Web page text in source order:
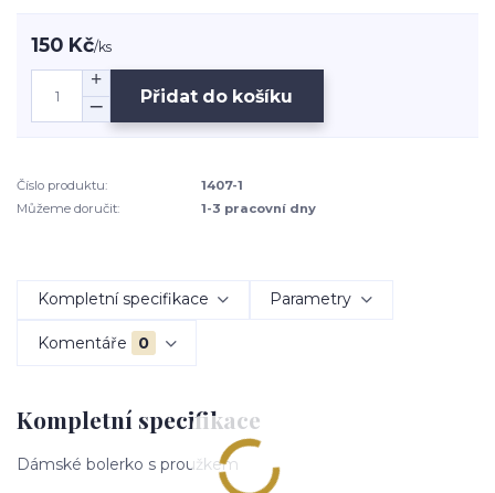
150 Kč/ks
Přidat do košíku
Číslo produktu:
1407-1
Můžeme doručit:
1-3 pracovní dny
Kompletní specifikace Parametry
Komentáře 0
Kompletní specifikace
Dámské bolerko s proužkem